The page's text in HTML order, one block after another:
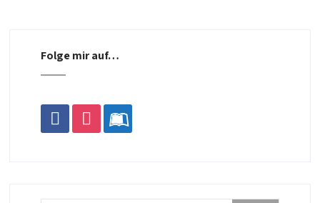
Folge mir auf…
facebookinstagramleanpub